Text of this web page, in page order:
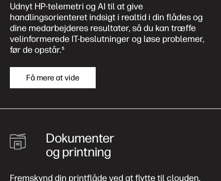
Udnyt HP-telemetri og AI til at give
handlingsorienteret indsigt i realtid i din flådes og
dine medarbejderes resultater, så du kan træffe
velinformerede IT-beslutninger og løse problemer,
før de opstår.5
Få mere at vide
Dokumenter
og printning
Fremskynd din printflåde ved at flytte til clouden.